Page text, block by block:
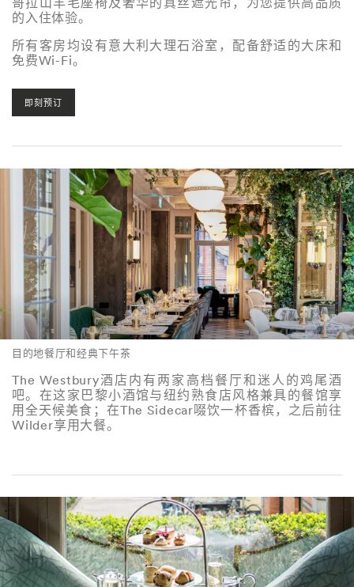
的入住体验。
所有客房均设有意大利大理石浴室，配备舒适的大床和
免费Wi-Fi。
即刻预订
目的地餐厅和经典下午茶
The Westbury酒店内有两家高档餐厅和迷人的鸡尾酒
吧。在这家巴黎小酒馆与纽约熟食店风格兼具的餐馆享
用全天候美食；在The Sidecar啜饮一杯香槟，之后前往
Wilder享用大餐。